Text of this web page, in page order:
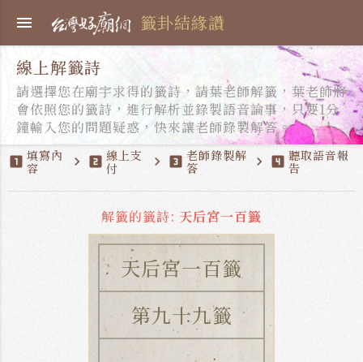
籤卦結緣讚
menu
線上解籤詩
請選擇您在廟宇求得的籤詩，請葉老師解籤，葉老師將
會依照您的籤詩，進行解析並錄製語音論事，只要1分
鐘輸入您的問題疑惑，快來讓老師錄製解答。
looks_one 填寫內
容
chevron_right looks_two 線上支
付
chevron_right looks_3 老師錄製解
答
chevron_right looks_4 聽取語音報
告
解籤的籤詩: 天后宮一百籤
天后宮一百籤
第九十九籤